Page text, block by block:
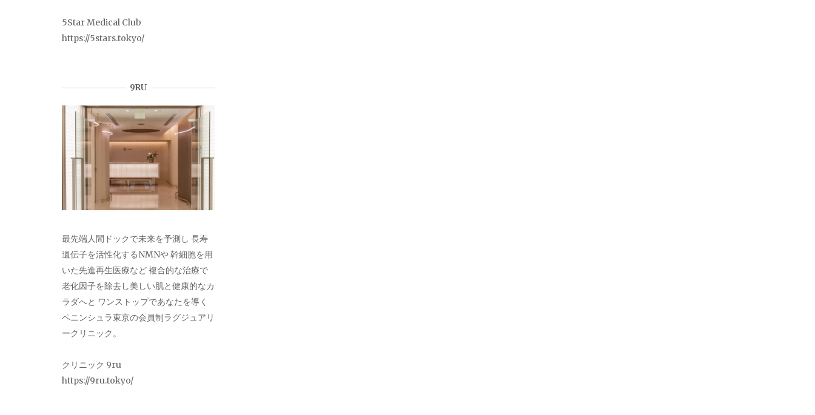
5Star Medical Club
https://5stars.tokyo/
9RU
最先端人間ドックで未来を予測し 長寿
遺伝子を活性化するNMNや 幹細胞を用
いた先進再生医療など 複合的な治療で
老化因子を除去し美しい肌と健康的なカ
ラダへと ワンストップであなたを導く
ペニンシュラ東京の会員制ラグジュアリ
ークリニック。
クリニック 9ru
https://9ru.tokyo/